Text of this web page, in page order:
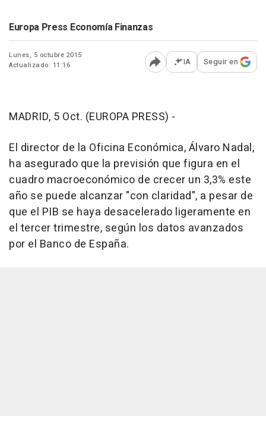
Europa Press Economía Finanzas
Lunes, 5 octubre 2015
Actualizado: 11:16
Abrir opciones para
IA Seguir en
MADRID, 5 Oct. (EUROPA PRESS) -
El director de la Oficina Económica, Álvaro Nadal,
ha asegurado que la previsión que figura en el
cuadro macroeconómico de crecer un 3,3% este
año se puede alcanzar "con claridad", a pesar de
que el PIB se haya desacelerado ligeramente en
el tercer trimestre, según los datos avanzados
por el Banco de España.